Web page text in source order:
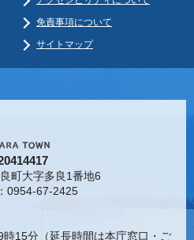
免責事項について
サイトマップ
町大字多良1番地6
0954-67-2425
15分（延長時間は本庁窓口・ご